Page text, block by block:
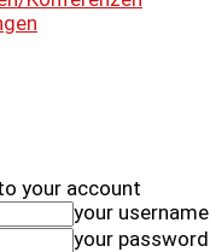
your account
your username
your password